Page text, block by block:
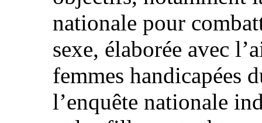
nationale pour
sexe, élaborée avec
femmes handicapées
l’enquête nationale